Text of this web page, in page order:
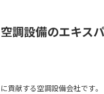
調設備のエキス
貢献する空調設備会社です。